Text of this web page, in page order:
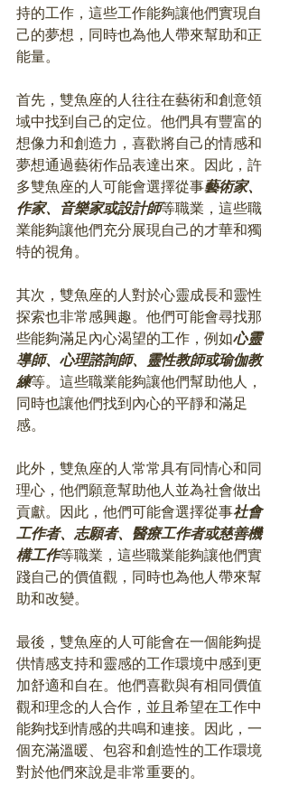
持的工作，這些工作能夠讓他們實現自
己的夢想，同時也為他人帶來幫助和正
能量。
首先，雙魚座的人往往在藝術和創意領
域中找到自己的定位。他們具有豐富的
想像力和創造力，喜歡將自己的情感和
夢想通過藝術作品表達出來。因此，許
多雙魚座的人可能會選擇從事藝術家、
作家、音樂家或設計師等職業，這些職
業能夠讓他們充分展現自己的才華和獨
特的視角。
其次，雙魚座的人對於心靈成長和靈性
探索也非常感興趣。他們可能會尋找那
些能夠滿足內心渴望的工作，例如心靈
導師、心理諮詢師、靈性教師或瑜伽教
練等。這些職業能夠讓他們幫助他人，
同時也讓他們找到內心的平靜和滿足
感。
此外，雙魚座的人常常具有同情心和同
理心，他們願意幫助他人並為社會做出
貢獻。因此，他們可能會選擇從事社會
工作者、志願者、醫療工作者或慈善機
構工作等職業，這些職業能夠讓他們實
踐自己的價值觀，同時也為他人帶來幫
助和改變。
最後，雙魚座的人可能會在一個能夠提
供情感支持和靈感的工作環境中感到更
加舒適和自在。他們喜歡與有相同價值
觀和理念的人合作，並且希望在工作中
能夠找到情感的共鳴和連接。因此，一
個充滿溫暖、包容和創造性的工作環境
對於他們來說是非常重要的。